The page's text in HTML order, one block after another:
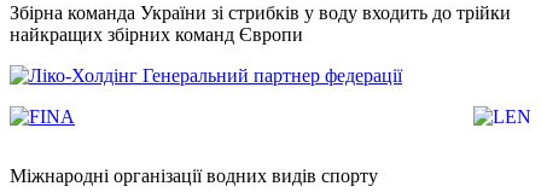
Збірна команда України зі стрибків у воду входить до трійки
найкращих збірних команд Європи
Генеральний партнер федерації
Міжнародні організації водних видів спорту